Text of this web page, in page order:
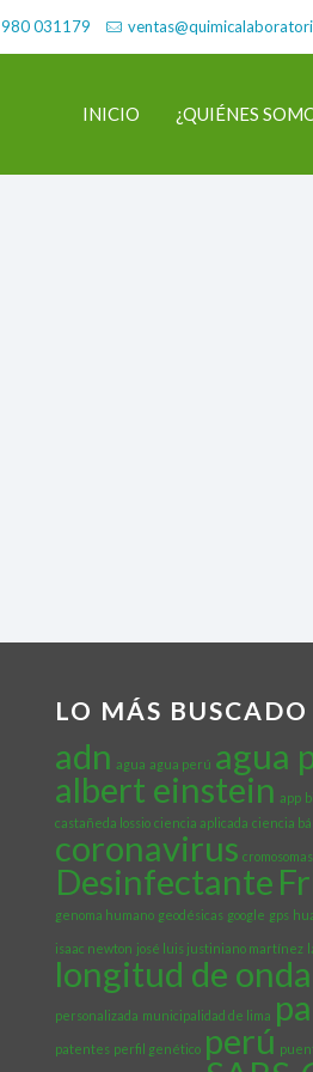
980 031179
INICIO ¿QUIÉNES
LO MÁS BUSCADO
adn agua agua perú agua
albert einstein app
castañeda lossio ciencia aplicada ciencia
coronavirus cromosomas
Desinfectante
genoma humano geodésicas google gps
isaac newton josé luis justiniano martínez
longitud de onda
personalizada municipalidad de lima
patentes perfil genético perú